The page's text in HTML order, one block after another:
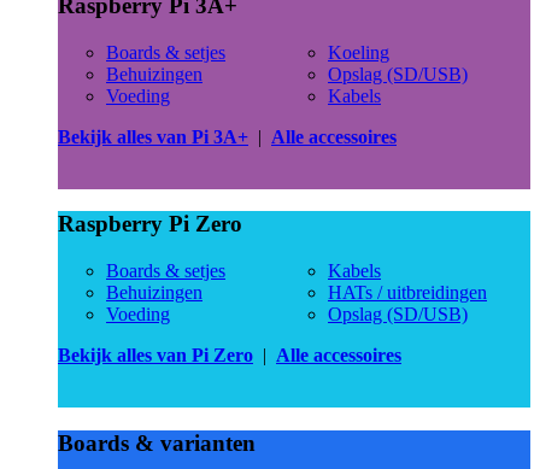
Raspberry Pi 3A+
Boards & setjes
Behuizingen
Voeding
Koeling
Opslag (SD/USB)
Kabels
Bekijk alles van Pi 3A+ | Alle accessoires
Raspberry Pi Zero
Boards & setjes
Behuizingen
Voeding
Kabels
HATs / uitbreidingen
Opslag (SD/USB)
Bekijk alles van Pi Zero | Alle accessoires
Boards & varianten